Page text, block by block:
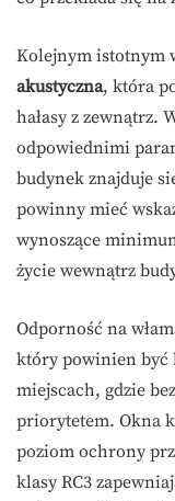
Kolejnym istotnym
akustyczna, która
hałasy z zewnątrz.
odpowiednimi
budynek znajduje
powinny mieć
wynoszące
życie wewnątrz
Odporność na
który powinien być
miejscach, gdzie
priorytetem. Okna
poziom ochrony
klasy RC3